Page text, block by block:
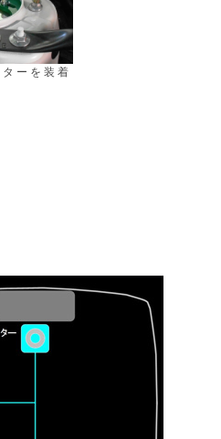
ーを装着